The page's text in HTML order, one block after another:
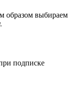
образом выбираем
подписке